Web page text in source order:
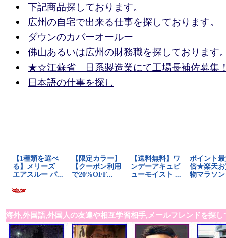
下記商品探しております。
広州の自宅で出来る仕事を探しております。
ダウンのカバーオールー
佛山あるいは広州の財務職を探しております
★☆江蘇省 日系製造業にて工場長補佐募
日本語の仕事を探し
海外,外国語,外国人の友達や相互学習相手,メールフレンドを探し